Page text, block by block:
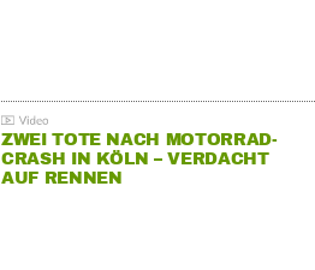
ZWEI TOTE NACH MOTORRAD-
CRASH IN KÖLN – VERDACHT
AUF RENNEN